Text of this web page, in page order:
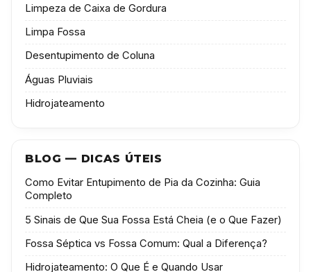
Limpeza de Caixa de Gordura
Limpa Fossa
Desentupimento de Coluna
Águas Pluviais
Hidrojateamento
BLOG — DICAS ÚTEIS
Como Evitar Entupimento de Pia da Cozinha: Guia
Completo
5 Sinais de Que Sua Fossa Está Cheia (e o Que Fazer)
Fossa Séptica vs Fossa Comum: Qual a Diferença?
Hidrojateamento: O Que É e Quando Usar